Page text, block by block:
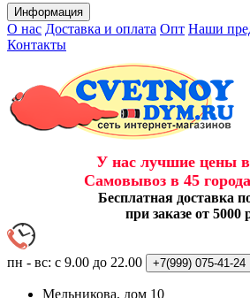
Информация
О нас Доставка и оплата Опт Наши
Контакты
У нас лучшие цены в
Самовывоз в 45
Бесплатная доставка
при заказе от 5000
пн - вс: с 9.00 до 22.00 +7(999) 075-41-24
Мельникова, дом 10